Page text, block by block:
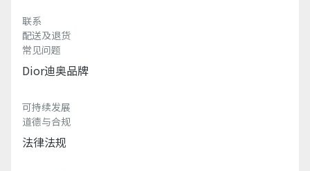
联系
配送及退货
常见问题
Dior迪奥品牌
可持续发展
道德与合规
法律法规